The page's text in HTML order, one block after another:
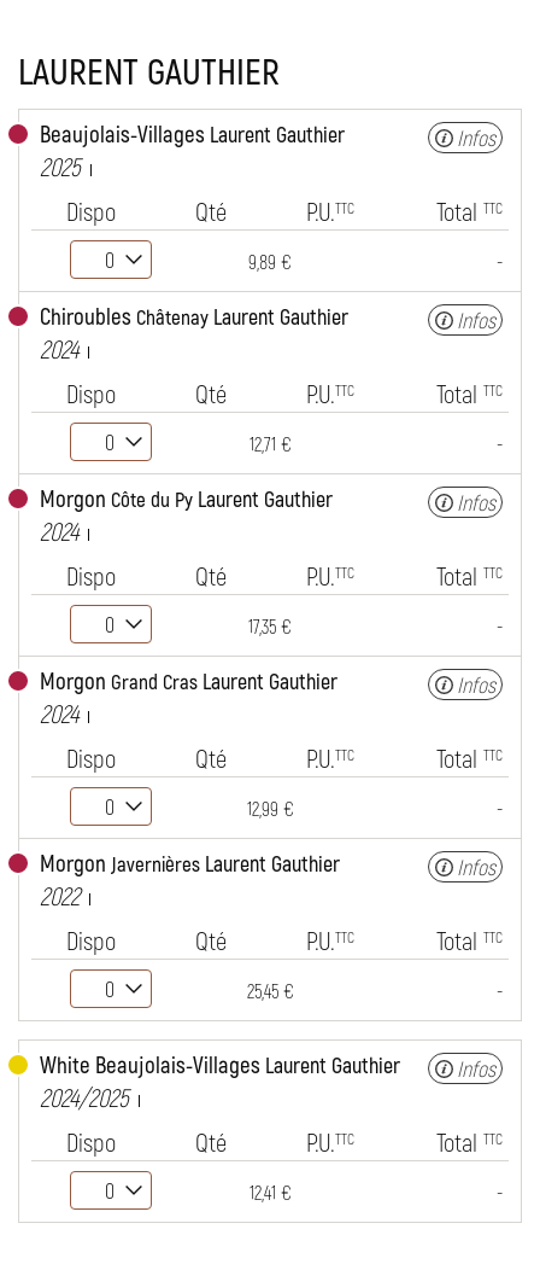
LAURENT GAUTHIER
Beaujolais-Villages Laurent Gauthier
2025
Infos
Dispo Qté P.U.TTC Total TTC
9,89 € -
Chiroubles Châtenay Laurent Gauthier
2024
Infos
Dispo Qté P.U.TTC Total TTC
12,71 € -
Morgon Côte du Py Laurent Gauthier
2024
Infos
Dispo Qté P.U.TTC Total TTC
17,35 € -
Morgon Grand Cras Laurent Gauthier
2024
Infos
Dispo Qté P.U.TTC Total TTC
12,99 € -
Morgon Javernières Laurent Gauthier
2022
Infos
Dispo Qté P.U.TTC Total TTC
25,45 € -
White Beaujolais-Villages Laurent Gauthier
2024/2025
Infos
Dispo Qté P.U.TTC Total TTC
12,41 € -